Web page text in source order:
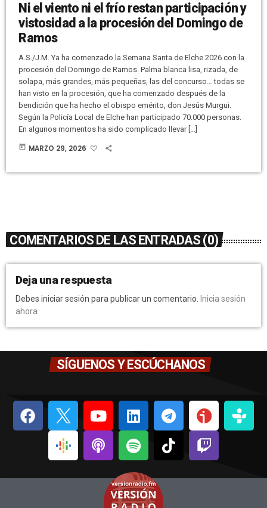
Ni el viento ni el frío restan participación y
vistosidad a la procesión del Domingo de
Ramos
A.S./J.M. Ya ha comenzado la Semana Santa de Elche 2026 con la
procesión del Domingo de Ramos. Palma blanca lisa, rizada, de
solapa, más grandes, más pequeñas, las del concurso… todas se
han visto en la procesión, que ha comenzado después de la
bendición que ha hecho el obispo emérito, don Jesús Murgui.
Según la Policía Local de Elche han participado 70.000 personas.
En algunos momentos ha sido complicado llevar […]
today MARZO 29, 2026
COMENTARIOS DE LAS ENTRADAS (0)
Deja una respuesta
Debes iniciar sesión para publicar un comentario. Inicia sesión
ahora
SÍGUENOS Y ESCÚCHANOS